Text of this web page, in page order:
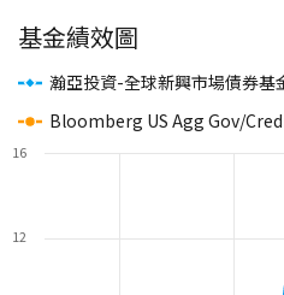
基金績效圖
瀚亞投資-全球新興市場債券基
Bloomberg US Agg Gov/Credit
12
16